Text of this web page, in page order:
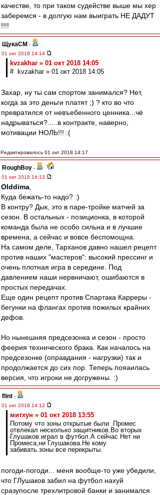
качестве, то при таком судействе выше мы хер
заберемся - в долгую нам выиграть НЕ ДАДУТ
!!!!
ЩукаСМ -
01 окт 2018 14:14
kvzakhar » 01 окт 2018 14:05
# kvzakhar » 01 окт 2018 14:05
Захар, ну ты сам спортом занимался? Нет,
когда за это деньги платят ;) ? кто во что
превратился от невъебенного ценника...чё
надрываться?.....в контракте, наверно,
мотивации НОЛЬ!!! :(
Редактировалось 01 окт 2018 14:17
RoughBoy -
01 окт 2018 14:13
Olddima
Куда бежать-то надо? :)
В контру? Дык, это в паре-тройке матчей за
сезон. В остальных - позиционка, в которой
команда была не особо сильна и в лучшие
времена, а сейчас и вовсе беспомощна.
На самом деле, Тарханов давно нашел рецепт
против наших "мастеров": высокий прессинг и
очень плотная игра в середине. Под
давлением наши нервничают, ошибаются в
простых передачах.
Еще один рецепт против Спартака Карреры -
бегунки на флангах против пожилых крайних
дефов.
Но нынешняя предсезонка и сезон - просто
феерия технического брака. Как началось на
предсезонке (оправдания - нагрузки) так и
продолжается до сих пор. Теперь пояаилась
версия, что игроки не догружены. :)
flint -
01 окт 2018 14:12
митхун » 01 окт 2018 13:55
Потому что зоны открытые были .Промес
отвлекал несколько защитников.Во вторых
Глушаков играл в футбол.А сейчас Нет ни
Промеса,ни Глушакова.Не кому
забивать.зоны все перекрыты.
погоди-погоди... меня вообще-то уже убедили,
что ГЛушаков забил на футбол нахуй
сразупосле трехлитровой банки и занимался